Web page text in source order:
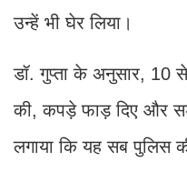
उन्हें भी घेर लिया।
डॉ. गुप्ता के अनुसार, 10
की, कपड़े फाड़ दिए और
लगाया कि यह सब पुलिस